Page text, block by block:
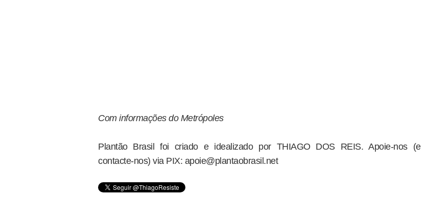
Com informações do Metrópoles
Plantão Brasil foi criado e idealizado por THIAGO DOS REIS. Apoie-nos (e
contacte-nos) via PIX: apoie@plantaobrasil.net